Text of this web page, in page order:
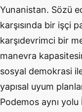
Yunanistan. Sözü
karşısında bir işçi
karşıdevrimci bir
manevra
sosyal demokrasi
yapısal uyum
Podemos aynı